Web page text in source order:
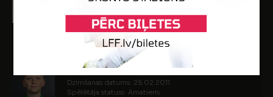
Dzimšanas datums: 22.12.2011.
Spēlētāja statuss: Amatieris
- - 1
Marsels Strumpmanis
Dzimšanas datums: 25.02.2011.
Spēlētāja statuss: Amatieris